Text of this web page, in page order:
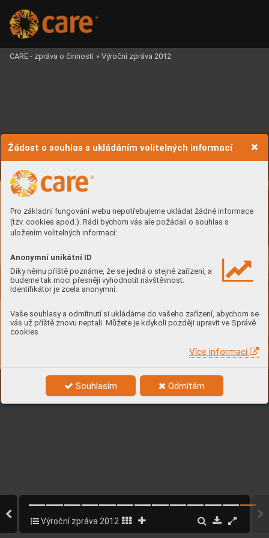
Žádost o souhlas s ukládáním volitelných informací
Pro základní fungování webu nepotřebujeme ukládat žádné informace
(tzv. cookies apod.). Rádi bychom vás ale požádali o souhlas s
uložením volitelných informací:
Anonymní unikátní ID
Díky němu příště poznáme, že se jedná o stejné zařízení, a
budeme tak moci přesněji vyhodnotit návštěvnost.
Identifikátor je zcela anonymní.
Vaše souhlasy a odmítnutí si ukládáme do vašeho zařízení, abychom se
vás už příště znovu neptali. Můžete je kdykoli později upravit ve Správě
cookies
Více informací
Souhlasím Odmítám
CARE - zpráva o činnosti » Výroční zpráva 2012
Výroční zpráva 2012 12